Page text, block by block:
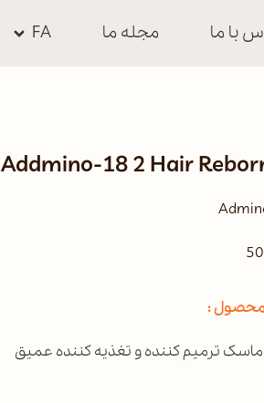
با ما مجله ما FA
Addmino-18 2 Hair
: